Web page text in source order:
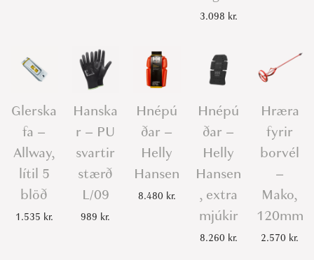
3.098 kr.
Glerska
fa –
Allway,
lítil 5
blöð
1.535 kr.
Hanska
r – PU
svartir
stærð
L/09
989 kr.
Hnépú
ðar –
Helly
Hansen
8.480 kr.
Hnépú
ðar –
Helly
Hansen
, extra
mjúkir
8.260 kr.
Hræra
fyrir
borvél
–
Mako,
120mm
2.570 kr.